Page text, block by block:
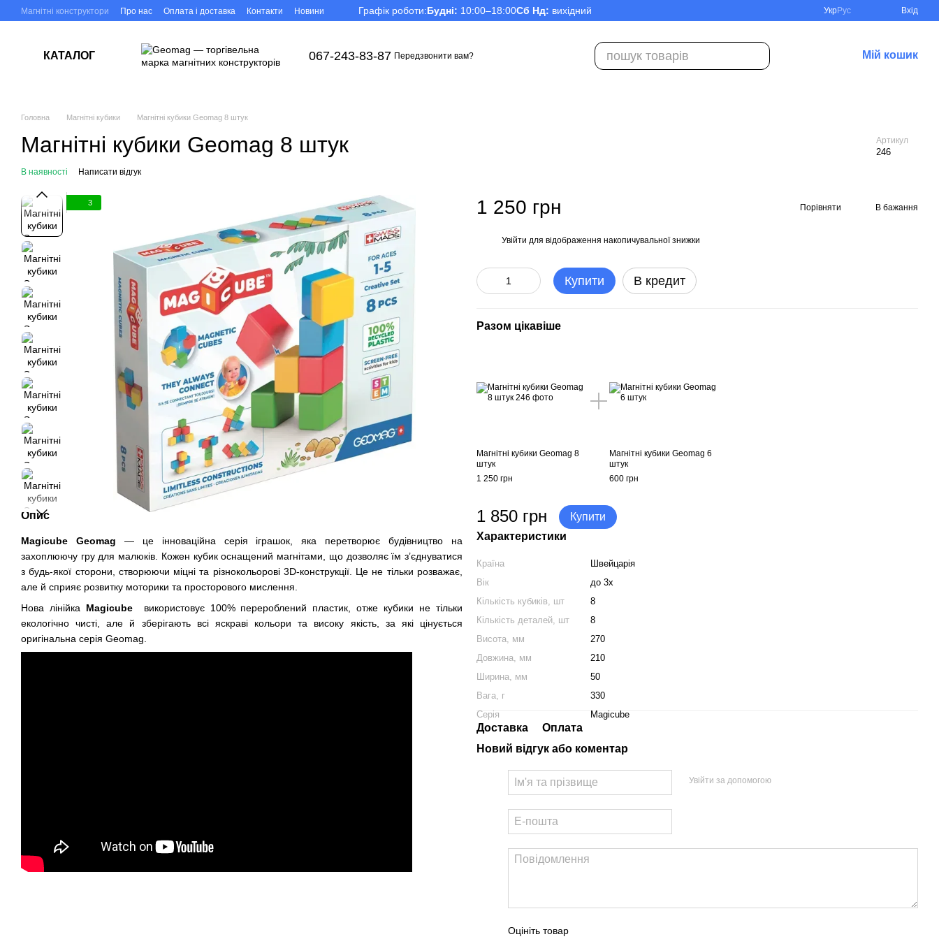
Перейти до основного контенту
Магнітні конструктори Про нас Оплата і доставка Контакти Новини Графік роботи:Будні: 10:00–18:00Сб Нд: вихідний УкрРус Вхід
КАТАЛОГ 067-243-83-87 Передзвонити вам? Мій кошик
Головна Магнітні кубики Магнітні кубики Geomag 8 штук
Магнітні кубики Geomag 8 штук Артикул
246
В наявності Написати відгук
3
Опис
Magicube Geomag — це інноваційна серія іграшок, яка перетворює будівництво на
захоплюючу гру для малюків. Кожен кубик оснащений магнітами, що дозволяє їм з’єднуватися
з будь-якої сторони, створюючи міцні та різнокольорові 3D-конструкції. Це не тільки розважає,
але й сприяє розвитку моторики та просторового мислення.
Нова лінійка Magicube використовує 100% перероблений пластик, отже кубики не тільки
екологічно чисті, але й зберігають всі яскраві кольори та високу якість, за які цінується
оригінальна серія Geomag.
1 250 грн Порівняти В бажання
Увійти для відображення накопичувальної знижки
Купити В кредит
Разом цікавіше
Магнітні кубики Geomag 8
штук
1 250 грн
Магнітні кубики Geomag 6
штук
600 грн
1 850 грн
Купити
Характеристики
Країна
Швейцарія
Вік
до 3х
Кількість кубиків, шт
8
Кількість деталей, шт
8
Висота, мм
270
Довжина, мм
210
Ширина, мм
50
Вага, г
330
Серія
Magicube
Доставка
Оплата
Новий відгук або коментар
Увійти за допомогою
Оцініть товар